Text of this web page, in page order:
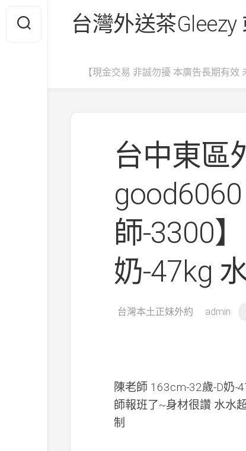
content
台灣外送茶Gleezy
【現金交易 非誠勿擾 本廣告長期有效
台中東區
師-3300
奶-47kg
台灣本土正妹外約 admin
陳老師 163cm-32歲-D奶-
師報班了~身材很讚 水水
制